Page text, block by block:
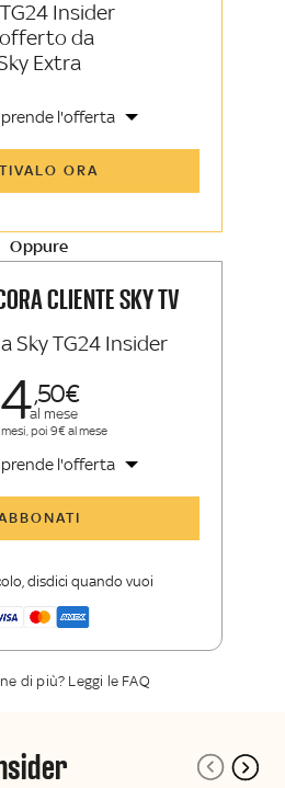
Insider
da
Extra
l'offerta
esclusiva di Sky TG24
ORA
Oppure
CLIENTE SKY TV
Sky TG24 Insider
450
al mese
poi 9€ al mese
l'offerta
disdici quando vuoi
di più? Leggi le FAQ